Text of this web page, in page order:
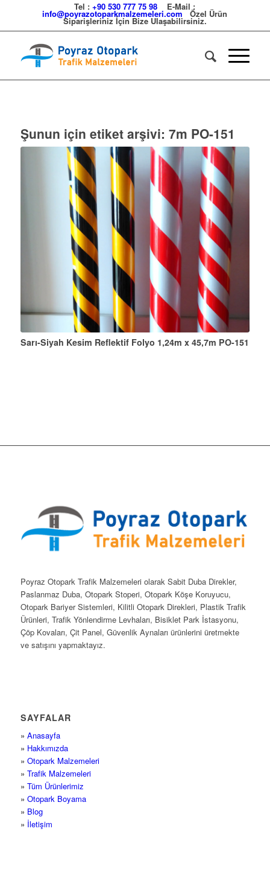
Tel :+90 530 777 75 98 E-Mail :
info@poyrazotoparkmalzemeleri.com Özel Ürün
Siparişleriniz İçin Bize Ulaşabilirsiniz.
Şunun için etiket arşivi: 7m PO-151
Sarı-Siyah Kesim Reflektif Folyo 1,24m x 45,7m PO-151
Poyraz Otopark Trafik Malzemeleri olarak Sabit Duba Direkler,
Paslanmaz Duba, Otopark Stoperi, Otopark Köşe Koruyucu,
Otopark Bariyer Sistemleri, Kilitli Otopark Direkleri, Plastik Trafik
Ürünleri, Trafik Yönlendirme Levhaları, Bisiklet Park İstasyonu,
Çöp Kovaları, Çit Panel, Güvenlik Aynaları ürünlerini üretmekte
ve satışını yapmaktayız.
SAYFALAR
» Anasayfa
» Hakkımızda
» Otopark Malzemeleri
» Trafik Malzemeleri
» Tüm Ürünlerimiz
» Otopark Boyama
» Blog
» İletişim